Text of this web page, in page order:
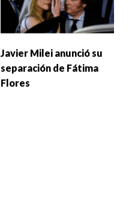
Javier Milei anunció su
separación de Fátima
Flores